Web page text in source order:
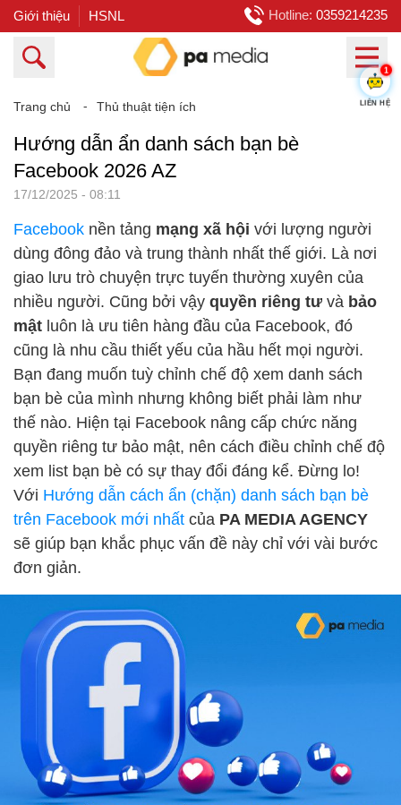
Giới thiệu HSNL Hotline: 0359214235
Trang chủ ⁃ Thủ thuật tiện ích
Hướng dẫn ẩn danh sách bạn bè
Facebook 2026 AZ
17/12/2025 - 08:11
Facebook nền tảng mạng xã hội với lượng người
dùng đông đảo và trung thành nhất thế giới. Là nơi
giao lưu trò chuyện trực tuyến thường xuyên của
nhiều người. Cũng bởi vậy quyền riêng tư và bảo
mật luôn là ưu tiên hàng đầu của Facebook, đó
cũng là nhu cầu thiết yếu của hầu hết mọi người.
Bạn đang muốn tuỳ chỉnh chế độ xem danh sách
bạn bè của mình nhưng không biết phải làm như
thế nào. Hiện tại Facebook nâng cấp chức năng
quyền riêng tư bảo mật, nên cách điều chỉnh chế độ
xem list bạn bè có sự thay đổi đáng kể. Đừng lo!
Với Hướng dẫn cách ẩn (chặn) danh sách bạn bè
trên Facebook mới nhất của PA MEDIA AGENCY
sẽ giúp bạn khắc phục vấn đề này chỉ với vài bước
đơn giản.
1
LIÊN HỆ